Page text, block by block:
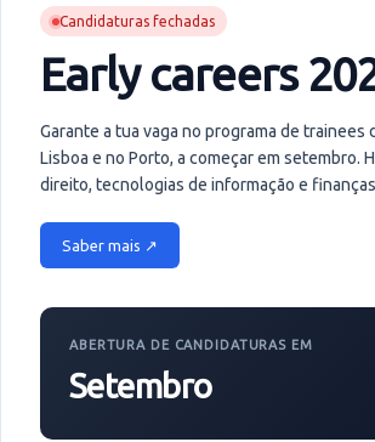
Candidaturas fechadas
Early careers
Garante a tua vaga no programa de trainees
Lisboa e no Porto, a começar em setembro.
direito, tecnologias de informação e
Saber mais ↗
ABERTURA DE CANDIDATURAS EM
Setembro